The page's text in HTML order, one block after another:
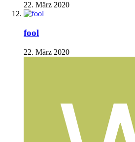
22. März 2020
fool
22. März 2020